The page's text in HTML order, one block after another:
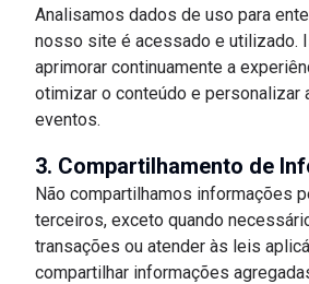
Analisamos dados de uso para
nosso site é acessado e utilizado.
aprimorar continuamente a
otimizar o conteúdo e personalizar
eventos.
3. Compartilhamento de
Não compartilhamos informações
terceiros, exceto quando
transações ou atender às leis
compartilhar informações